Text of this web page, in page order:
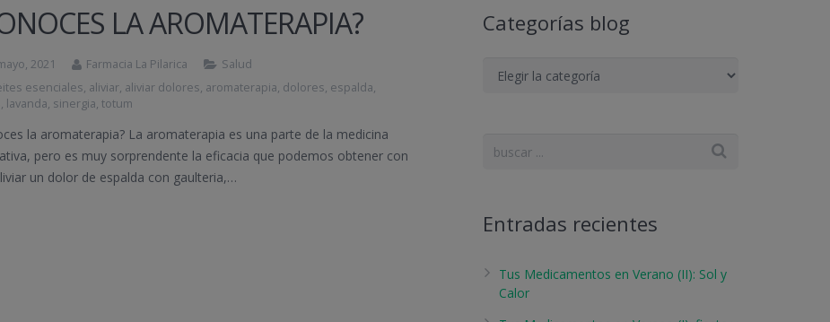
LA AROMATERAPIA?
2021 Farmacia La Pilarica
Salud
esenciales, aliviar, aliviar dolores, aromaterapia, dolores, espalda,
, lavanda, sinergia,totum
la aromaterapia? La aromaterapia es una parte de la medicina
pero es muy sorprendente la eficacia que podemos obtener con
un dolor de espalda con gaulteria,…
Categorías blog
Categorías
Entradas recientes
Tus Medicamentos en Verano (II): Sol y
Calor